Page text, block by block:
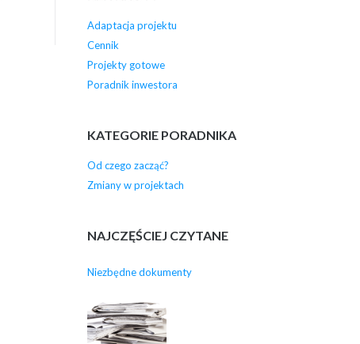
Adaptacja projektu
Cennik
Projekty gotowe
Poradnik inwestora
KATEGORIE PORADNIKA
Od czego zacząć?
Zmiany w projektach
NAJCZĘŚCIEJ CZYTANE
Niezbędne dokumenty